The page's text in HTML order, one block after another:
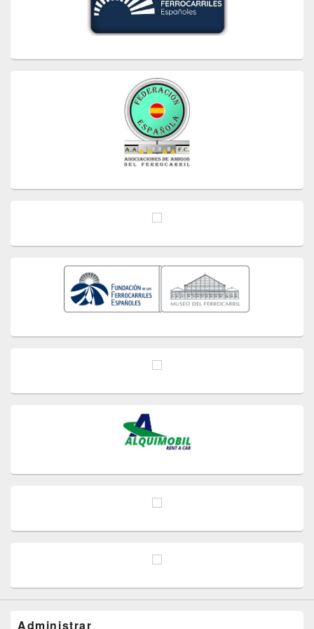
Administrar